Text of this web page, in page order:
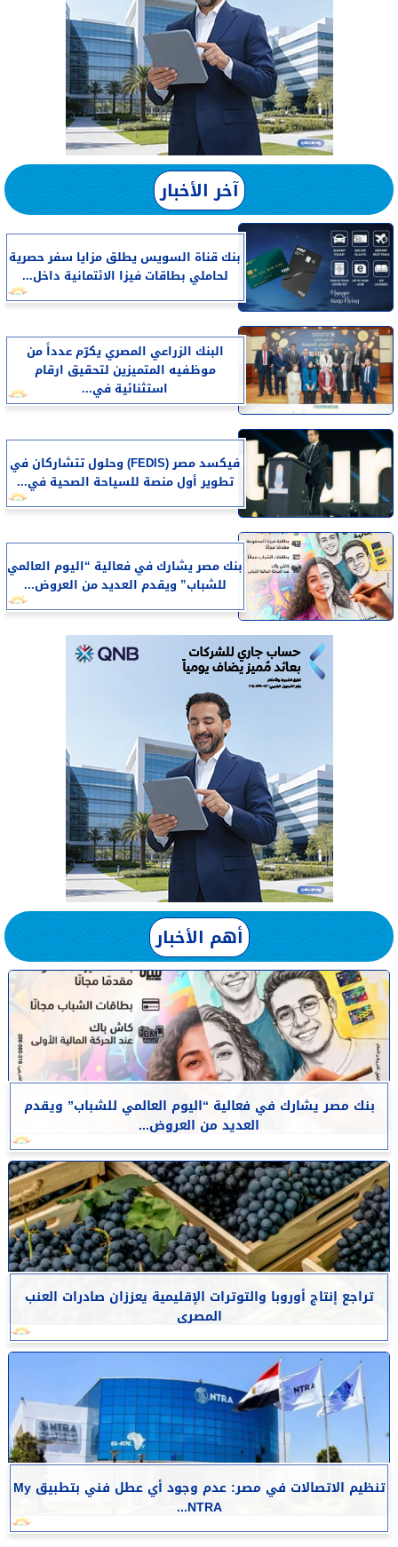
آخر الأخبار
بنك قناة السويس يطلق مزايا سفر حصرية
لحاملي بطاقات فيزا الائتمانية داخل...
البنك الزراعي المصري يكرّم عدداً من
موظفيه المتميزين لتحقيق ارقام
استثنائية في...
فيكسد مصر (FEDIS) وحلول تتشاركان في
تطوير أول منصة للسياحة الصحية في...
بنك مصر يشارك في فعالية “اليوم العالمي
للشباب” ويقدم العديد من العروض...
أهم الأخبار
بنك مصر يشارك في فعالية “اليوم العالمي للشباب” ويقدم
العديد من العروض...
تراجع إنتاج أوروبا والتوترات الإقليمية يعززان صادرات العنب
المصرى
تنظيم الاتصالات في مصر: عدم وجود أي عطل فني بتطبيق My
NTRA...